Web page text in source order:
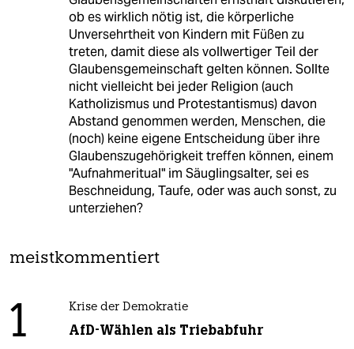
ob es wirklich nötig ist, die körperliche
Unversehrtheit von Kindern mit Füßen zu
treten, damit diese als vollwertiger Teil der
Glaubensgemeinschaft gelten können. Sollte
nicht vielleicht bei jeder Religion (auch
Katholizismus und Protestantismus) davon
Abstand genommen werden, Menschen, die
(noch) keine eigene Entscheidung über ihre
Glaubenszugehörigkeit treffen können, einem
"Aufnahmeritual" im Säuglingsalter, sei es
Beschneidung, Taufe, oder was auch sonst, zu
unterziehen?
meistkommentiert
1 Krise der Demokratie
AfD-Wählen als Triebabfuhr